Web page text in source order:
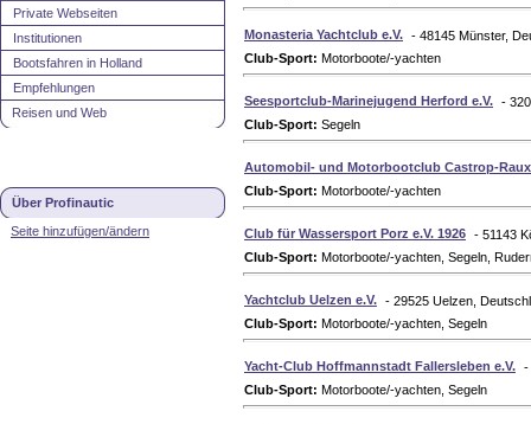
Private Webseiten
Institutionen
Bootsfahren in Holland
Empfehlungen
Reisen und Web
Über Profinautic
Seite hinzufügen/ändern
Monasteria Yachtclub e.V. - 48145 Münster,
Club-Sport: Motorboote/-yachten
Seesportclub-Marinejugend Herford e.V. -
Club-Sport: Segeln
Automobil- und Motorbootclub Castrop-
Club-Sport: Motorboote/-yachten
Club für Wassersport Porz e.V. 1926 - 51143
Club-Sport: Motorboote/-yachten, Segeln,
Yachtclub Uelzen e.V. - 29525 Uelzen,
Club-Sport: Motorboote/-yachten, Segeln
Yacht-Club Hoffmannstadt Fallersleben e.V. -
Club-Sport: Motorboote/-yachten, Segeln